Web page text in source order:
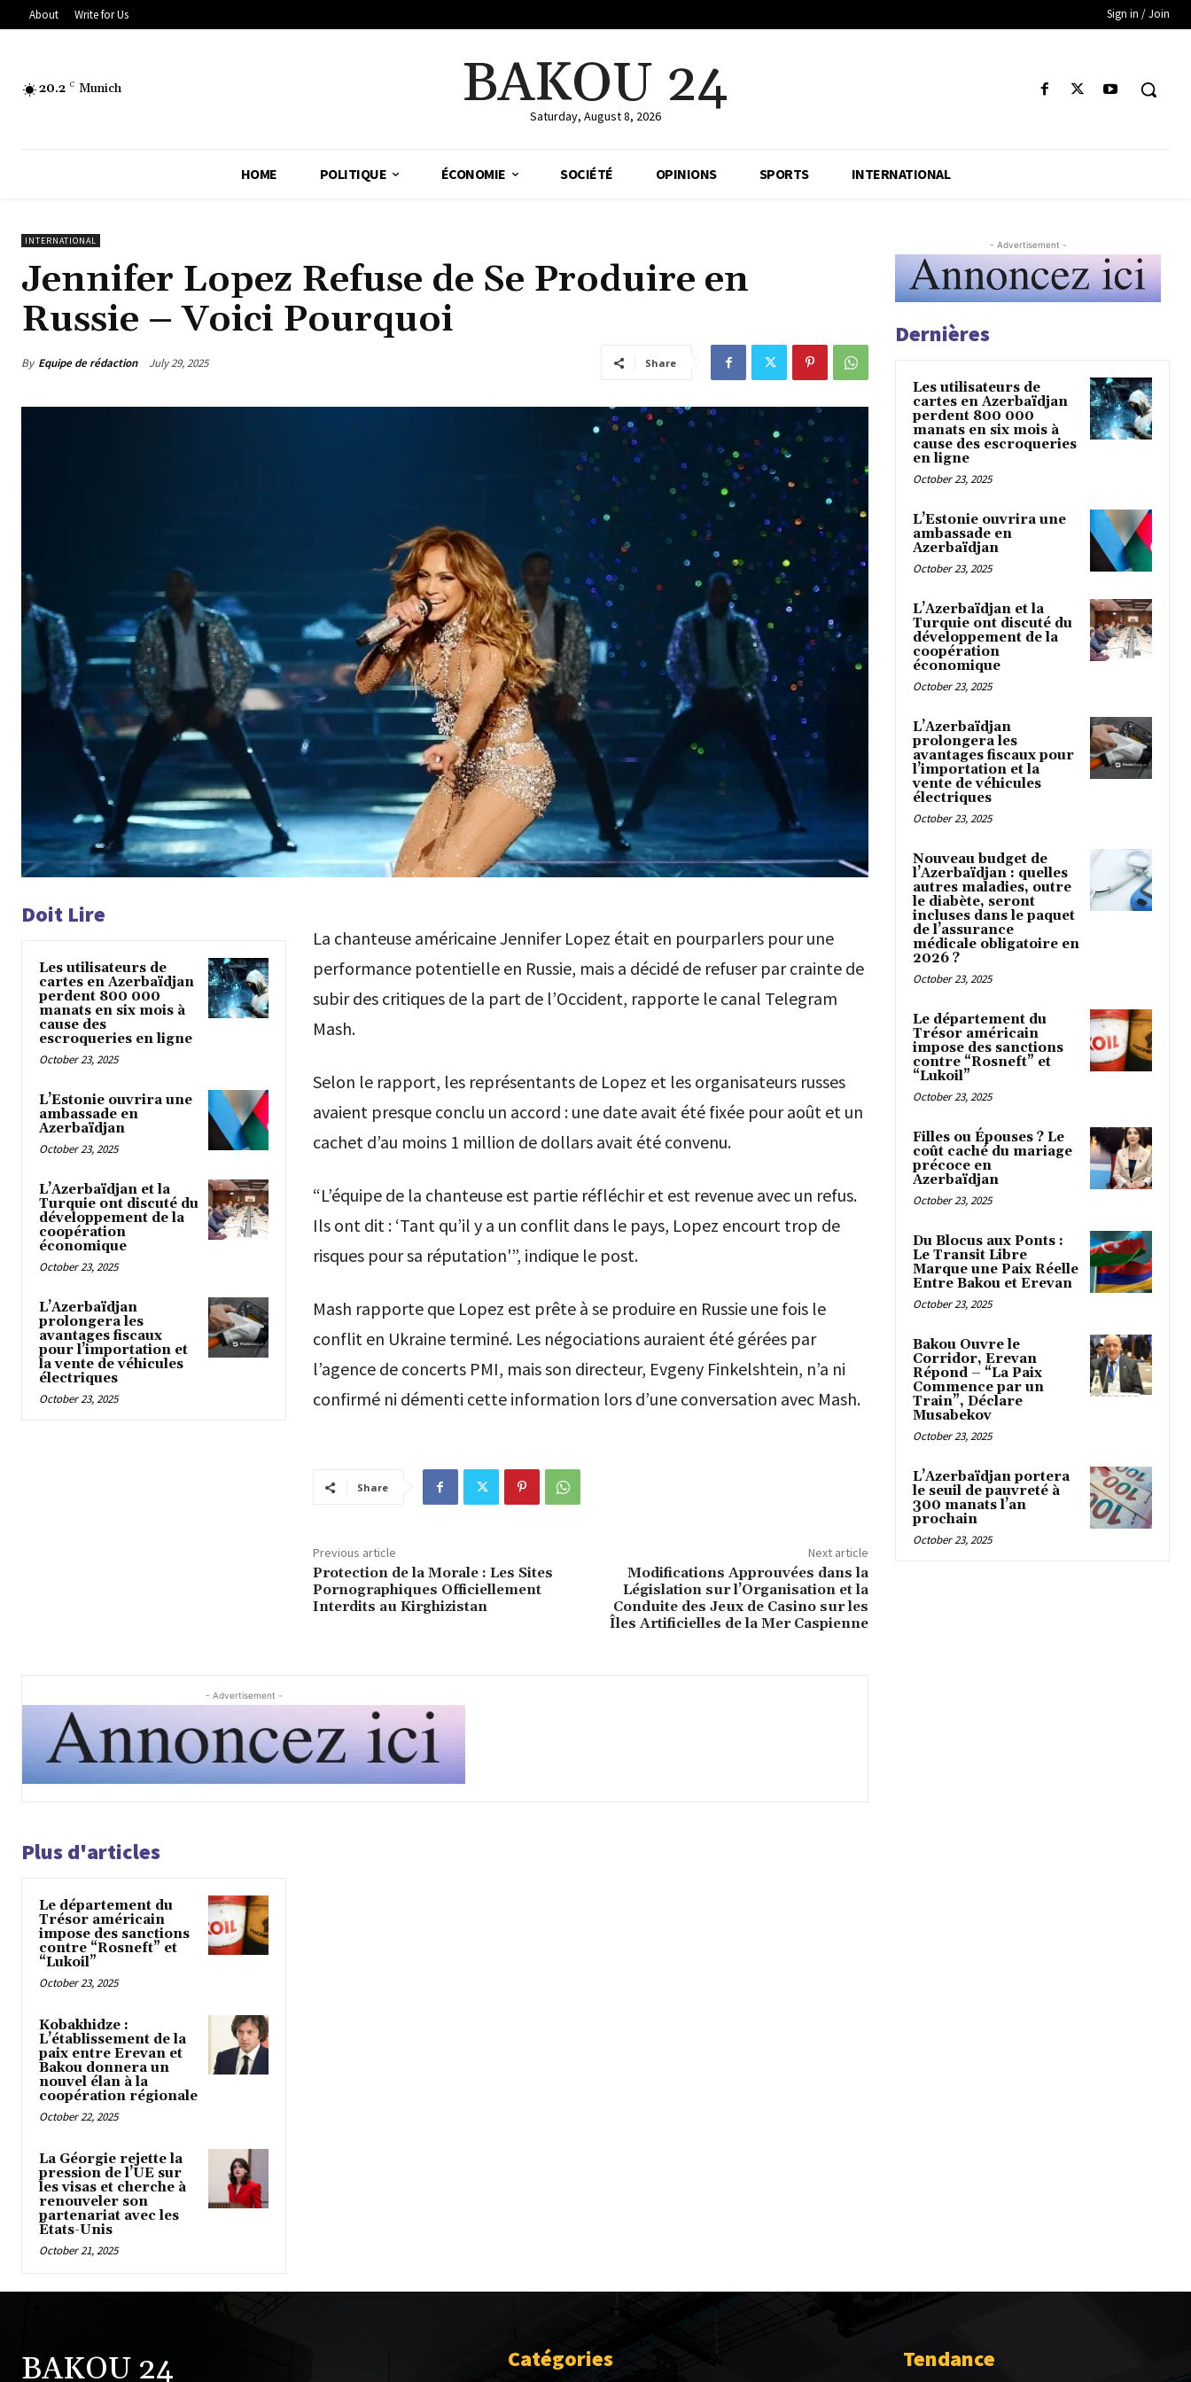
About Write for Us Sign in / Join
20.2 C Munich BAKOU 24
Saturday, August 8, 2026
HOME POLITIQUE ÉCONOMIE SOCIÉTÉ OPINIONS SPORTS INTERNATIONAL
INTERNATIONAL
Jennifer Lopez Refuse de Se Produire en
Russie – Voici Pourquoi
By Equipe de rédaction July 29, 2025 Share
Doit Lire
Les utilisateurs de
cartes en Azerbaïdjan
perdent 800 000
manats en six mois à
cause des
escroqueries en ligne
October 23, 2025
L’Estonie ouvrira une
ambassade en
Azerbaïdjan
October 23, 2025
L’Azerbaïdjan et la
Turquie ont discuté du
développement de la
coopération
économique
October 23, 2025
L’Azerbaïdjan
prolongera les
avantages fiscaux
pour l’importation et
la vente de véhicules
électriques
October 23, 2025
La chanteuse américaine Jennifer Lopez était en pourparlers pour une
performance potentielle en Russie, mais a décidé de refuser par crainte de
subir des critiques de la part de l’Occident, rapporte le canal Telegram
Mash.
Selon le rapport, les représentants de Lopez et les organisateurs russes
avaient presque conclu un accord : une date avait été fixée pour août et un
cachet d’au moins 1 million de dollars avait été convenu.
“L’équipe de la chanteuse est partie réfléchir et est revenue avec un refus.
Ils ont dit : ‘Tant qu’il y a un conflit dans le pays, Lopez encourt trop de
risques pour sa réputation'”, indique le post.
Mash rapporte que Lopez est prête à se produire en Russie une fois le
conflit en Ukraine terminé. Les négociations auraient été gérées par
l’agence de concerts PMI, mais son directeur, Evgeny Finkelshtein, n’a ni
confirmé ni démenti cette information lors d’une conversation avec Mash.
Share
Previous article
Protection de la Morale : Les Sites
Pornographiques Officiellement
Interdits au Kirghizistan
Next article
Modifications Approuvées dans la
Législation sur l’Organisation et la
Conduite des Jeux de Casino sur les
Îles Artificielles de la Mer Caspienne
- Advertisement -
Plus d'articles
Le département du
Trésor américain
impose des sanctions
contre “Rosneft” et
“Lukoil”
October 23, 2025
Kobakhidze :
L’établissement de la
paix entre Erevan et
Bakou donnera un
nouvel élan à la
coopération régionale
October 22, 2025
La Géorgie rejette la
pression de l’UE sur
les visas et cherche à
renouveler son
partenariat avec les
États-Unis
October 21, 2025
- Advertisement -
Dernières
Les utilisateurs de
cartes en Azerbaïdjan
perdent 800 000
manats en six mois à
cause des escroqueries
en ligne
October 23, 2025
L’Estonie ouvrira une
ambassade en
Azerbaïdjan
October 23, 2025
L’Azerbaïdjan et la
Turquie ont discuté du
développement de la
coopération
économique
October 23, 2025
L’Azerbaïdjan
prolongera les
avantages fiscaux pour
l’importation et la
vente de véhicules
électriques
October 23, 2025
Nouveau budget de
l’Azerbaïdjan : quelles
autres maladies, outre
le diabète, seront
incluses dans le paquet
de l’assurance
médicale obligatoire en
2026 ?
October 23, 2025
Le département du
Trésor américain
impose des sanctions
contre “Rosneft” et
“Lukoil”
October 23, 2025
Filles ou Épouses ? Le
coût caché du mariage
précoce en
Azerbaïdjan
October 23, 2025
Du Blocus aux Ponts :
Le Transit Libre
Marque une Paix Réelle
Entre Bakou et Erevan
October 23, 2025
Bakou Ouvre le
Corridor, Erevan
Répond – “La Paix
Commence par un
Train”, Déclare
Musabekov
October 23, 2025
L’Azerbaïdjan portera
le seuil de pauvreté à
300 manats l’an
prochain
October 23, 2025
BAKOU 24 Catégories Tendance